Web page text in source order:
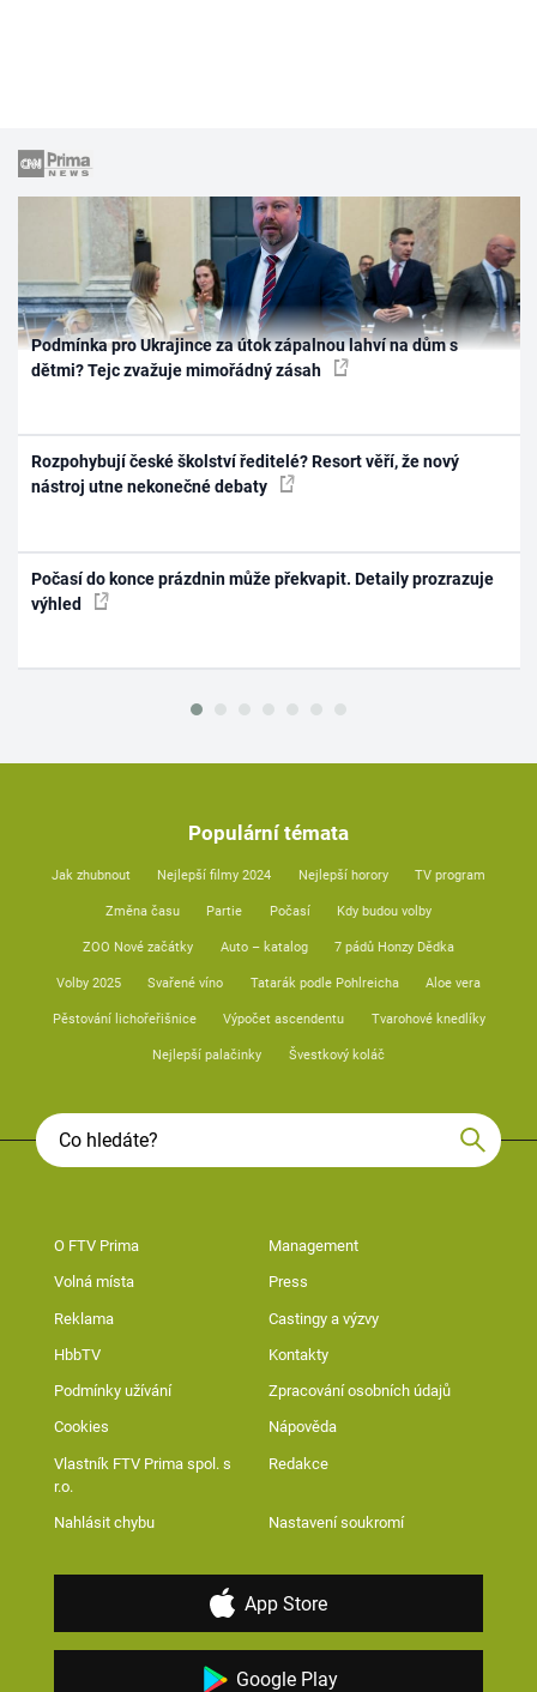
Podmínka pro Ukrajince za útok zápalnou lahví na dům s
dětmi? Tejc zvažuje mimořádný zásah
Rozpohybují české školství ředitelé? Resort věří, že nový
nástroj utne nekonečné debaty
Počasí do konce prázdnin může překvapit. Detaily prozrazuje
výhled
Populární témata
Jak zhubnout Nejlepší filmy 2024 Nejlepší horory TV program
Změna času Partie Počasí Kdy budou volby
ZOO Nové začátky Auto – katalog 7 pádů Honzy Dědka
Volby 2025 Svařené víno Tatarák podle Pohlreicha Aloe vera
Pěstování lichořeřišnice Výpočet ascendentu Tvarohové knedlíky
Nejlepší palačinky Švestkový koláč
O FTV Prima Management
Volná místa Press
Reklama Castingy a výzvy
HbbTV Kontakty
Podmínky užívání Zpracování osobních údajů
Cookies Nápověda
Vlastník FTV Prima spol. s
r.o.
Redakce
Nahlásit chybu Nastavení soukromí
App Store
Google Play